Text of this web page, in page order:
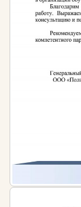
областей.
Почему
участков
зоны
растений и
также